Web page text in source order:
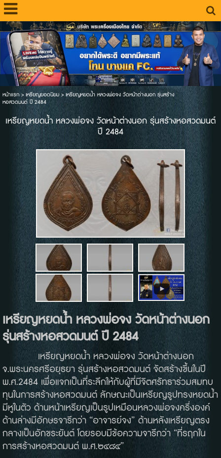
หน้าแรก> เหรียญยอดนิยม>เหรียญหยดน้ำ หลวงพ่อจง วัดหน้าต่างนอก รุ่นสร้าง
หอสวดมนต์ ปี 2484
เหรียญหยดน้ำ หลวงพ่อจง วัดหน้าต่างนอก รุ่นสร้างหอสวดมนต์
ปี 2484
เหรียญหยดน้ำ หลวงพ่อจง วัดหน้าต่างนอก
รุ่นสร้างหอสวดมนต์ ปี 2484
เหรียญหยดน้ำ หลวงพ่อจง วัดหน้าต่างนอก
จ.พระนครศรีอยุธยา รุ่นสร้างหอสวดมนต์ จัดสร้างขึ้นในปี
พ.ศ.2484 เพื่อแจกเป็นที่ระลึกให้กับผู้ที่มีจิตศรัทธาร่วมสมทบ
ทุนในการสร้างหอสวดมนต์ ลักษณะเป็นเหรียญรูปทรงหยดน้ำ
มีหูในตัว ด้านหน้าเหรียญเป็นรูปเหมือนหลวงพ่อจงครึ่งองค์
ด้านล่างมีอักษรจารึกว่า “อาจารย์จง” ด้านหลังเหรียญตรง
กลางเป็นอักขระยันต์ โดยรอบมีข้อความจารึกว่า “ที่รฤกใน
การสร้างหอสวดมนต์ พ.ศ.๒๔๘๔”